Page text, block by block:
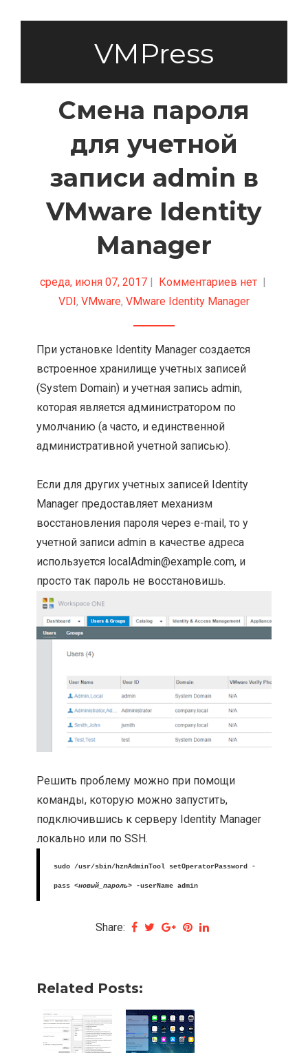
VMPress
Смена пароля
для учетной
записи admin в
VMware Identity
Manager
среда, июня 07, 2017| Комментариев нет |
VDI, VMware, VMware Identity Manager
При установке Identity Manager создается
встроенное хранилище учетных записей
(System Domain) и учетная запись admin,
которая является администратором по
умолчанию (а часто, и единственной
административной учетной записью).
Если для других учетных записей Identity
Manager предоставляет механизм
восстановления пароля через e-mail, то у
учетной записи admin в качестве адреса
используется localAdmin@example.com, и
просто так пароль не восстановишь.
Решить проблему можно при помощи
команды, которую можно запустить,
подключившись к серверу Identity Manager
локально или по SSH.
sudo /usr/sbin/hznAdminTool setOperatorPassword -
pass<новый_пароль> -userName admin
Share:
Related Posts: